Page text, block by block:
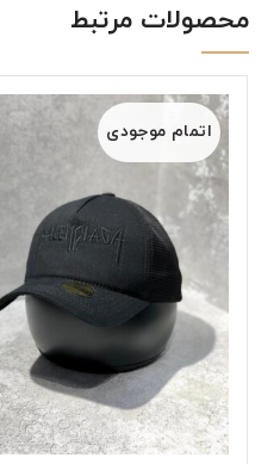
محصولات مرتبط
اتمام موجودی